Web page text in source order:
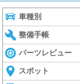
車種別
整備手帳
パーツレビュー
スポット